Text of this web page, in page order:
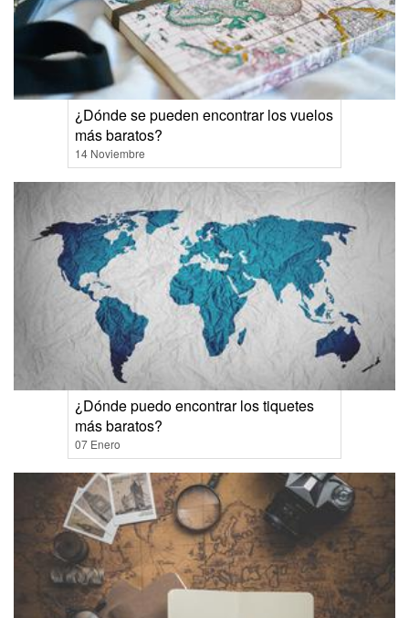
¿Dónde se pueden encontrar los vuelos
más baratos?
14 Noviembre
¿Dónde puedo encontrar los tiquetes
más baratos?
07 Enero